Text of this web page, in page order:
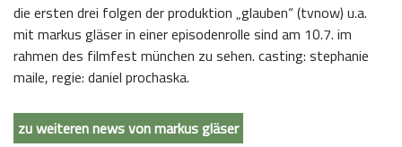
die ersten drei folgen der produktion „glauben“ (tvnow) u.a.
mit markus gläser in einer episodenrolle sind am 10.7. im
rahmen des filmfest münchen zu sehen. casting: stephanie
maile, regie: daniel prochaska.
zu weiteren news von markus gläser